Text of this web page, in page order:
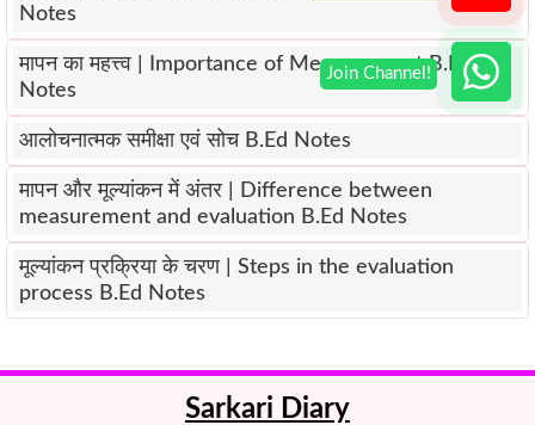
Notes
मापन का महत्त्व | Importance of Measurement B.Ed
Notes
आलोचनात्मक समीक्षा एवं सोच B.Ed Notes
मापन और मूल्यांकन में अंतर | Difference between
measurement and evaluation B.Ed Notes
मूल्यांकन प्रक्रिया के चरण | Steps in the evaluation
process B.Ed Notes
Sarkari Diary